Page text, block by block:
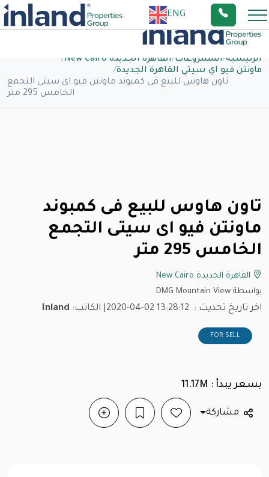
ENG
الرئيسية/المشروعات/القاهرة الجديدة New Cairo
/
ماونتن فيو اي سيتي القاهرة الجديدة/
تاون هاوس للبيع فى كمبوند ماونتن فيو اى سيتى التجمع
الخامس 295 متر
تاون هاوس للبيع فى كمبوند
ماونتن فيو اى سيتى التجمع
الخامس 295 متر
القاهرة الجديدة New Cairo
بواسطة DMG Mountain View
اخر تاريخ تحديث : 2020-04-02 13:28:12 | الكاتب: Inland
FOR SELL
بسعر يبدأ : 11.17M
مشاركة